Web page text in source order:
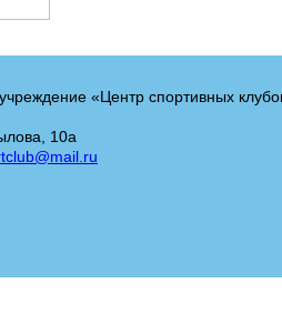
«Центр спортивных
10а